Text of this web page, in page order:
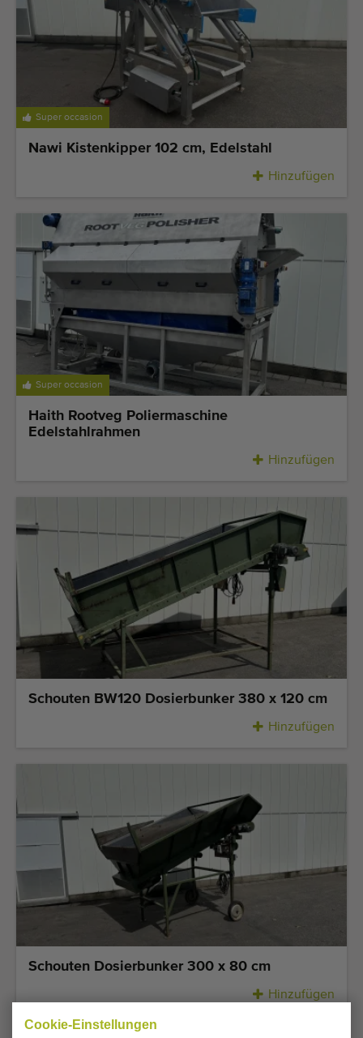
Cookie-Einstellungen
Super occasion
Nawi Kistenkipper 102 cm, Edelstahl
Hinzufügen
Super occasion
Haith Rootveg Poliermaschine
Edelstahlrahmen
Hinzufügen
Schouten BW120 Dosierbunker 380 x 120 cm
Hinzufügen
Schouten Dosierbunker 300 x 80 cm
Hinzufügen